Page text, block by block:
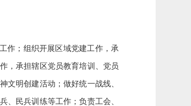
作；组织开展区域党建工作，承
，承担辖区党员教育培训、党员
文明创建活动；做好统一战线、
、民兵训练等工作；负责工会、